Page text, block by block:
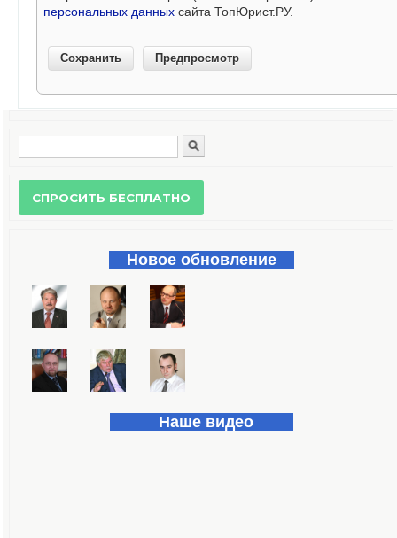
персональных данных сайта ТопЮрист.РУ.
Форма поиска
Новое обновление
Наше видео